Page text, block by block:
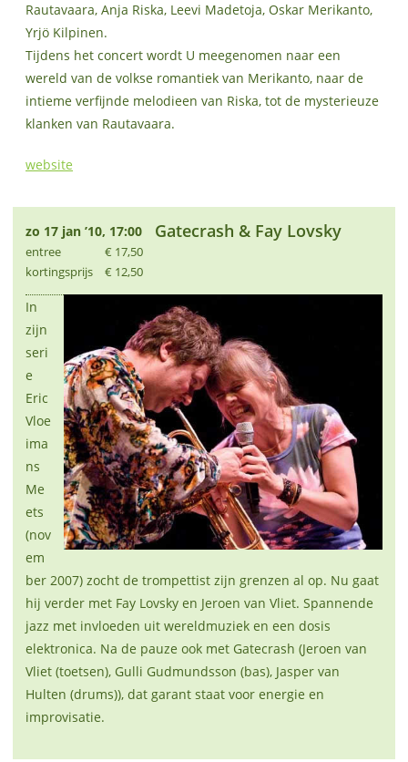
Rautavaara, Anja Riska, Leevi Madetoja, Oskar Merikanto,
Yrjö Kilpinen.
Tijdens het concert wordt U meegenomen naar een
wereld van de volkse romantiek van Merikanto, naar de
intieme verfijnde melodieen van Riska, tot de mysterieuze
klanken van Rautavaara.
website
zo 17 jan ’10, 17:00 Gatecrash & Fay Lovsky
entree
kortingsprijs
€ 17,50
€ 12,50
In
zijn
seri
e
Eric
Vloe
ima
ns
Me
ets
(nov
em
ber 2007) zocht de trompettist zijn grenzen al op. Nu gaat
hij verder met Fay Lovsky en Jeroen van Vliet. Spannende
jazz met invloeden uit wereldmuziek en een dosis
elektronica. Na de pauze ook met Gatecrash (Jeroen van
Vliet (toetsen), Gulli Gudmundsson (bas), Jasper van
Hulten (drums)), dat garant staat voor energie en
improvisatie.